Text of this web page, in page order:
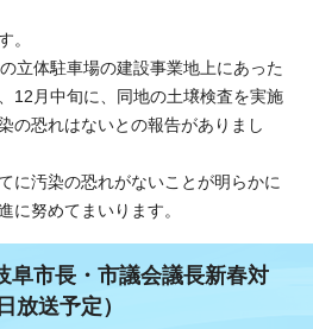
。
立体駐車場の建設事業地上にあった
12月中旬に、同地の土壌検査を実施
の恐れはないとの報告がありまし
に汚染の恐れがないことが明らかに
に努めてまいります。
阜市長・市議会議長新春対
放送予定）